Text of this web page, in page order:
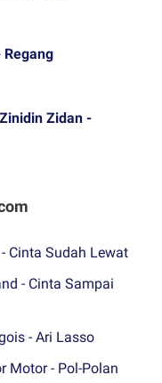
Zidan -
Cinta Sudah Lewat
- Cinta Sampai
- Ari Lasso
Motor - Pol-Polan